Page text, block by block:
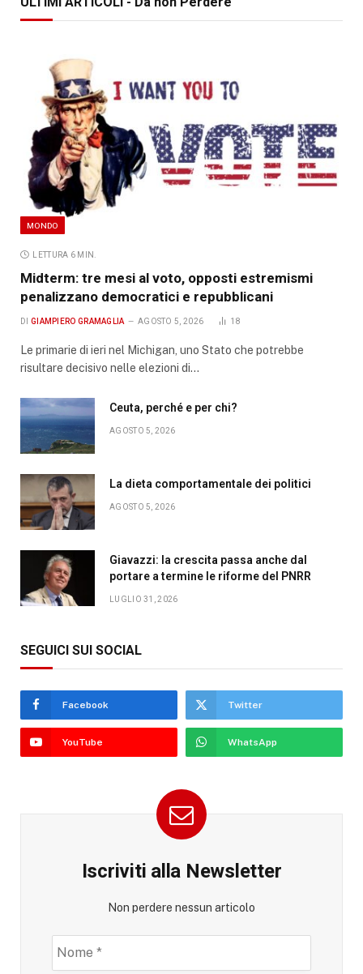
MONDO
LETTURA 6 MIN.
Midterm: tre mesi al voto, opposti estremismi
penalizzano democratici e repubblicani
DI GIAMPIERO GRAMAGLIA AGOSTO 5, 2026 18
Le primarie di ieri nel Michigan, uno Stato che potrebbe
risultare decisivo nelle elezioni di…
Ceuta, perché e per chi?
AGOSTO 5, 2026
La dieta comportamentale dei politici
AGOSTO 5, 2026
Giavazzi: la crescita passa anche dal
portare a termine le riforme del PNRR
LUGLIO 31, 2026
SEGUICI SUI SOCIAL
Facebook Twitter
YouTube WhatsApp
Iscriviti alla Newsletter
Non perdere nessun articolo